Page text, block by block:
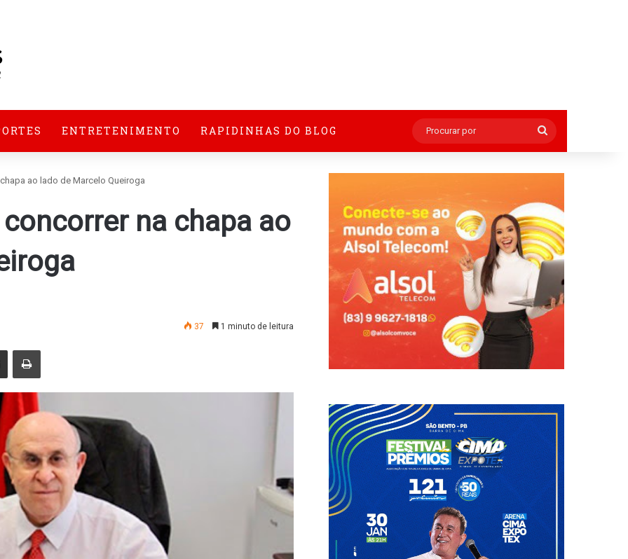
ENTRETENIMENTO RAPIDINHAS DO BLOG
Procurar
por
ao lado de Marcelo Queiroga
na chapa ao
37 1 minuto de leitura
Compartilhar via e-mail Imprimir